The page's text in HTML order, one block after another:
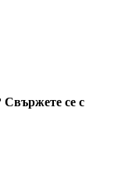
Свържете се с